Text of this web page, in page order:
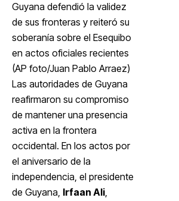
Guyana defendió la validez
de sus fronteras y reiteró su
soberanía sobre el Esequibo
en actos oficiales recientes
(AP foto/Juan Pablo Arraez)
Las autoridades de Guyana
reafirmaron su compromiso
de mantener una presencia
activa en la frontera
occidental. En los actos por
el aniversario de la
independencia, el presidente
de Guyana, Irfaan Ali,